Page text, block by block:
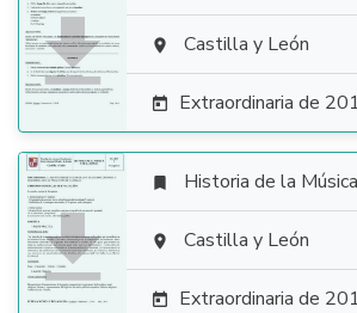
  Castilla y León
 Extraordinaria de

 Historia de la
 Castilla y León
 Extraordinaria de